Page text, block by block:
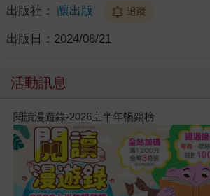
出版社： 釀出版 追蹤
出版日： 2024/08/21
活動訊息
閱讀漫遊錄-2026上半年暢銷榜